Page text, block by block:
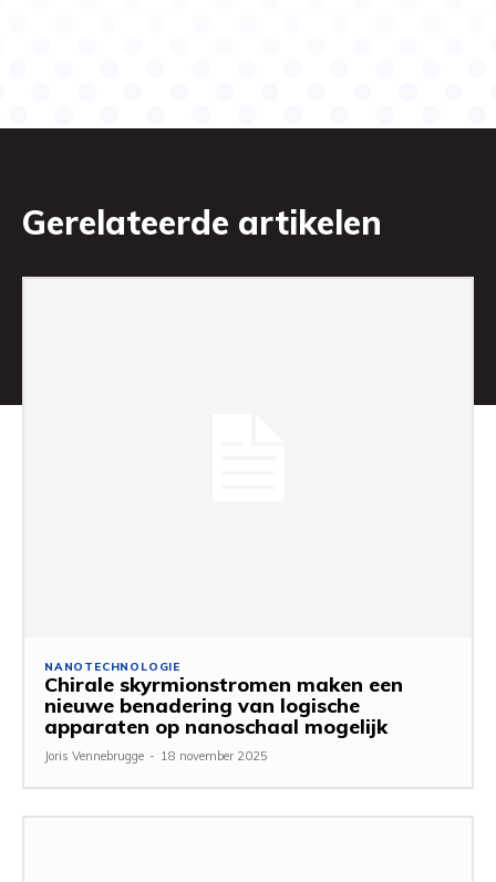
Gerelateerde artikelen
NANOTECHNOLOGIE
Chirale skyrmionstromen maken een
nieuwe benadering van logische
apparaten op nanoschaal mogelijk
Joris Vennebrugge - 18 november 2025